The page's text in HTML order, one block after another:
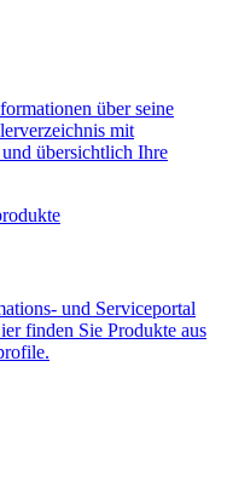
über seine
mit
übersichtlich Ihre
und Serviceportal
finden Sie Produkte aus